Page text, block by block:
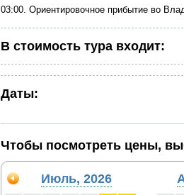
03:00. Ориентировочное прибытие во
В стоимость тура входит:
Даты:
Чтобы посмотреть цены,
Июль, 2026